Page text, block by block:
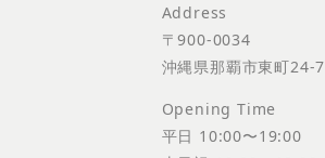
Address
〒900-0034
沖縄県那覇市東町24-7
Opening Time
平日 10:00〜19:00